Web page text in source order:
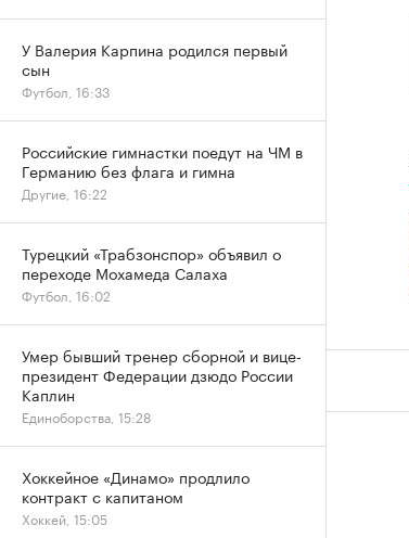
У Валерия Карпина родился первый
сын
Футбол, 16:33
Российские гимнастки поедут на ЧМ в
Германию без флага и гимна
Другие, 16:22
Турецкий «Трабзонспор» объявил о
переходе Мохамеда Салаха
Футбол, 16:02
Умер бывший тренер сборной и вице-
президент Федерации дзюдо России
Каплин
Единоборства, 15:28
Хоккейное «Динамо» продлило
контракт с капитаном
Хоккей, 15:05